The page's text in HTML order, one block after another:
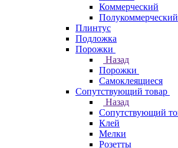
Коммерческий
Полукоммерческий
Плинтус
Подложка
Порожки
Назад
Порожки
Самоклеящиеся
Сопутствующий товар
Назад
Сопутствующий
Клей
Мелки
Розетты